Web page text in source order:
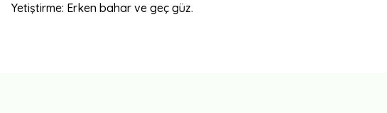
Yetiştirme: Erken bahar ve geç güz.